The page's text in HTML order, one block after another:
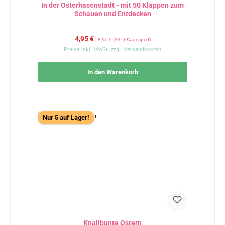
In der Osterhasenstadt - mit 50 Klappen zum
Schauen und Entdecken
Verkaufspreis:
4,95 € Regulärer Preis:
8,95 € (44.69% gespart)
Preise inkl. MwSt. zzgl. Versandkosten
In den Warenkorb
Nur 5 auf Lager!
Knallbunte Ostern